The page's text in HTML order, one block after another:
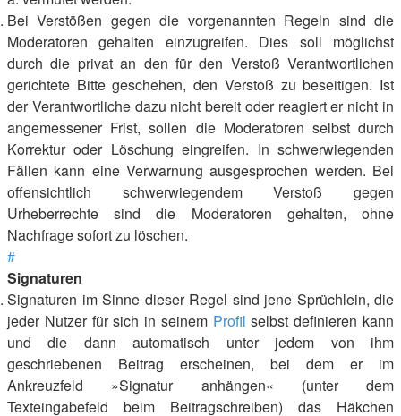
Bei Verstößen gegen die vorgenannten Regeln sind die
Moderatoren gehalten einzugreifen. Dies soll möglichst
durch die privat an den für den Verstoß Verantwortlichen
gerichtete Bitte geschehen, den Verstoß zu beseitigen. Ist
der Verantwortliche dazu nicht bereit oder reagiert er nicht in
angemessener Frist, sollen die Moderatoren selbst durch
Korrektur oder Löschung eingreifen. In schwerwiegenden
Fällen kann eine Verwarnung ausgesprochen werden. Bei
offensichtlich schwerwiegendem Verstoß gegen
Urheberrechte sind die Moderatoren gehalten, ohne
Nachfrage sofort zu löschen.
#
Signaturen
Signaturen im Sinne dieser Regel sind jene Sprüchlein, die
jeder Nutzer für sich in seinem Profil selbst definieren kann
und die dann automatisch unter jedem von ihm
geschriebenen Beitrag erscheinen, bei dem er im
Ankreuzfeld »Signatur anhängen« (unter dem
Texteingabefeld beim Beitragschreiben) das Häkchen